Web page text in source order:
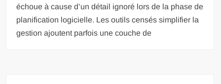
échoue à cause d’un détail ignoré lors de la phase de
planification logicielle. Les outils censés simplifier la
gestion ajoutent parfois une couche de